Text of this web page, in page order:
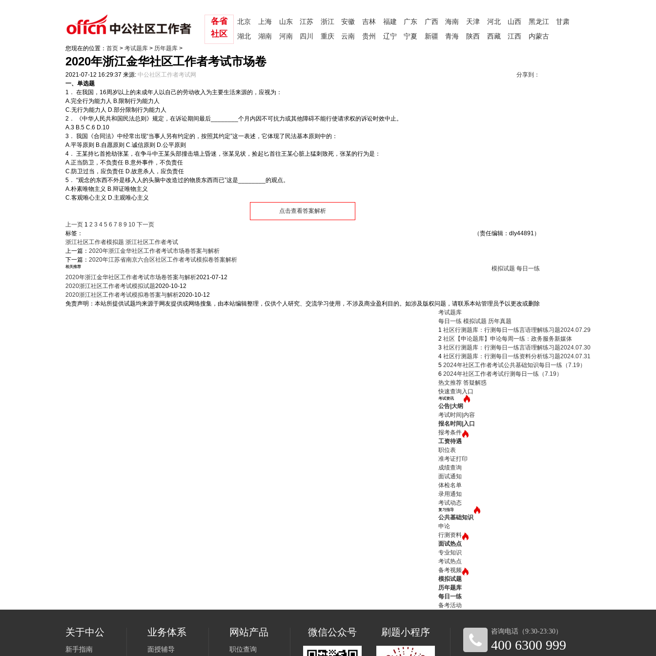
北京 上海 山东 江苏 浙江 安徽 吉林 福建 广东 广西 海南 天津 河北 山西 黑龙江
甘肃
湖北
湖南 河南 四川 重庆 云南 贵州 辽宁 宁夏 新疆 青海 陕西 西藏 江西 内蒙古
各省
社区
您现在的位置：首页 >考试题库 > 历年题库 >
2020年浙江金华社区工作者考试市场卷
2021-07-12 16:29:37 来源:中公社区工作者考试网
分享到：
一、单选题
1． 在我国，16周岁以上的未成年人以自己的劳动收入为主要生活来源的，应视为：
A.完全行为能力人 B.限制行为能力人
C.无行为能力人 D.部分限制行为能力人
2． 《中华人民共和国民法总则》规定，在诉讼期间最后________个月内因不可抗力或其他障碍不能行使请求权的诉讼时效中止。
A.3 B.5 C.6 D.10
3． 我国《合同法》中经常出现“当事人另有约定的，按照其约定”这一表述，它体现了民法基本原则中的：
A.平等原则 B.自愿原则 C.诚信原则 D.公平原则
4． 王某持匕首抢劫张某，在争斗中王某头部撞击墙上昏迷，张某见状，捡起匕首往王某心脏上猛刺致死，张某的行为是：
A.正当防卫，不负责任 B.意外事件，不负责任
C.防卫过当，应负责任 D.故意杀人，应负责任
5． “观念的东西不外是移入人的头脑中改造过的物质东西而已”这是________的观点。
A.朴素唯物主义 B.辩证唯物主义
C.客观唯心主义 D.主观唯心主义
点击查看答案解析
上一页 1 2 3 4 5 6 7 8 9 10 下一页
标签：
浙江社区工作者模拟题 浙江社区工作者考试
（责任编辑：dly44891）
上一篇：2020年浙江金华社区工作者考试市场卷答案与解析
下一篇：2020年江苏省南京六合区社区工作者考试模拟卷答案解析
相关推荐 模拟试题 每日一练
2020年浙江金华社区工作者考试市场卷答案与解析2021-07-12
2020浙江社区工作者考试模拟试题2020-10-12
2020浙江社区工作者考试模拟卷答案与解析2020-10-12
免责声明：本站所提供试题均来源于网友提供或网络搜集，由本站编辑整理，仅供个人研究、交流学习使用，不涉及商业盈利目的。如涉及版权问题，请联系本站管理员予以更改或删除
考试题库
每日一练 模拟试题 历年真题
1 社区行测题库：行测每日一练言语理解练习题2024.07.29
2 社区【申论题库】申论每周一练：政务服务新媒体
3 社区行测题库：行测每日一练言语理解练习题2024.07.30
4 社区行测题库：行测每日一练资料分析练习题2024.07.31
5 2024年社区工作者考试公共基础知识每日一练（7.19）
6 2024年社区工作者考试行测每日一练（7.19）
热文推荐 答疑解惑
快速查询入口
考试资讯
公告|大纲
考试时间|内容
报名时间|入口
报考条件
工资待遇
职位表
准考证打印
成绩查询
面试通知
体检名单
录用通知
考试动态
复习指导
公共基础知识
申论
行测资料
面试热点
专业知识
考试热点
备考视频
模拟试题
历年题库
每日一练
备考活动
关于中公
新手指南
业务体系
面授辅导
网站产品
职位查询
微信公众号 刷题小程序 咨询电话（9:30-23:30）
400 6300 999